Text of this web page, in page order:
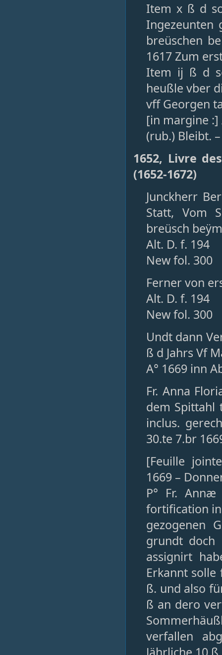
Item x ß d
Ingezeunten
breüschen
1617 Zum
Item ij ß d
heußle vber
vff Georgen
[in margine :]
(rub.) Bleibt.
1652, Livre
(1652-1672)
Junckherr
Statt, Vom
breüsch
Alt. D. f. 194
New fol. 300
Ferner von
Alt. D. f. 194
New fol. 300
Undt dann
ß d Jahrs Vf
A° 1669 inn
Fr. Anna
dem Spittahl
inclus.
30.te 7.br
[Feuille
1669 –
P° Fr.
fortification
gezogenen
grundt doch
assignirt
Erkannt solle
ß. und also
ß an dero
verfallen